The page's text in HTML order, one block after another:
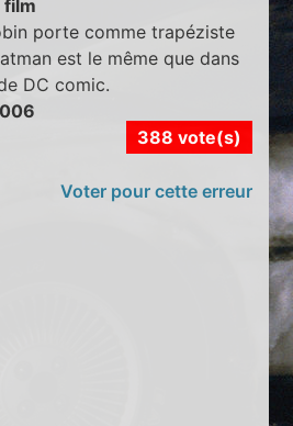
film
porte comme trapéziste
est le même que dans
DC comic.
388 vote(s)
Voter pour cette erreur